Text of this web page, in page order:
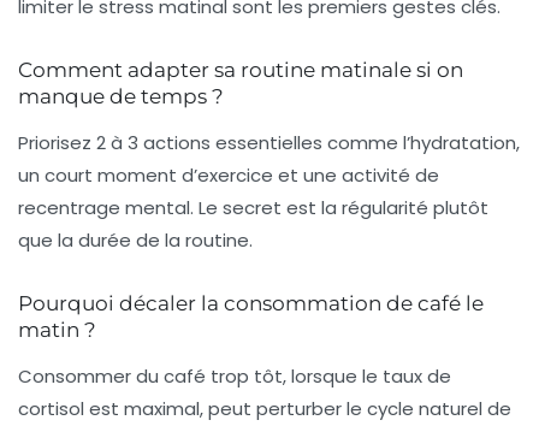
limiter le stress matinal sont les premiers gestes clés.
Comment adapter sa routine matinale si on
manque de temps ?
Priorisez 2 à 3 actions essentielles comme l’hydratation,
un court moment d’exercice et une activité de
recentrage mental. Le secret est la régularité plutôt
que la durée de la routine.
Pourquoi décaler la consommation de café le
matin ?
Consommer du café trop tôt, lorsque le taux de
cortisol est maximal, peut perturber le cycle naturel de